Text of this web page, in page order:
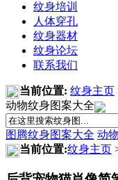
纹身培训
人体穿孔
纹身器材
纹身论坛
联系我们
当前位置: 纹身主页
动物纹身图案大全
图腾纹身图案大全 动
当前位置:纹身主页